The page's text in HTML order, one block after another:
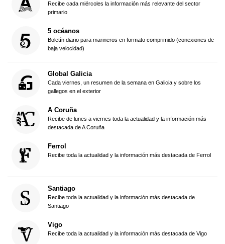
Recibe cada miércoles la información más relevante del sector
primario
5 océanos
Boletín diario para marineros en formato comprimido (conexiones de
baja velocidad)
Global Galicia
Cada viernes, un resumen de la semana en Galicia y sobre los
gallegos en el exterior
A Coruña
Recibe de lunes a viernes toda la actualidad y la información más
destacada de A Coruña
Ferrol
Recibe toda la actualidad y la información más destacada de Ferrol
Santiago
Recibe toda la actualidad y la información más destacada de
Santiago
Vigo
Recibe toda la actualidad y la información más destacada de Vigo